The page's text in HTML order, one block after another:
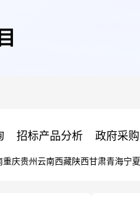
招标产品分析 政府采购
重庆贵州 云南西藏陕西甘肃青海宁夏